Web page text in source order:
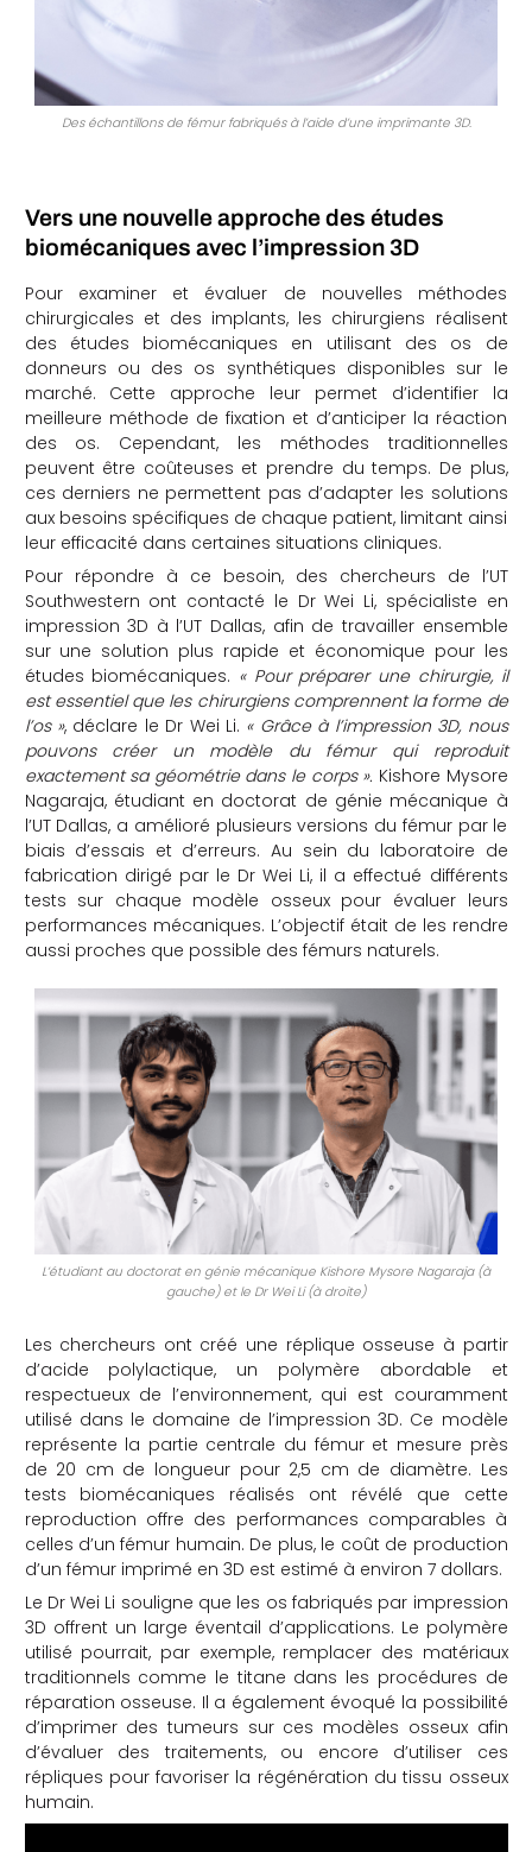
Des échantillons de fémur fabriqués à l’aide d’une imprimante 3D.
Vers une nouvelle approche des études
biomécaniques avec l’impression 3D
Pour examiner et évaluer de nouvelles méthodes
chirurgicales et des implants, les chirurgiens réalisent
des études biomécaniques en utilisant des os de
donneurs ou des os synthétiques disponibles sur le
marché. Cette approche leur permet d’identifier la
meilleure méthode de fixation et d’anticiper la réaction
des os. Cependant, les méthodes traditionnelles
peuvent être coûteuses et prendre du temps. De plus,
ces derniers ne permettent pas d’adapter les solutions
aux besoins spécifiques de chaque patient, limitant ainsi
leur efficacité dans certaines situations cliniques.
Pour répondre à ce besoin, des chercheurs de l’UT
Southwestern ont contacté le Dr Wei Li, spécialiste en
impression 3D à l’UT Dallas, afin de travailler ensemble
sur une solution plus rapide et économique pour les
études biomécaniques. « Pour préparer une chirurgie, il
est essentiel que les chirurgiens comprennent la forme de
l’os », déclare le Dr Wei Li. « Grâce à l’impression 3D, nous
pouvons créer un modèle du fémur qui reproduit
exactement sa géométrie dans le corps ». Kishore Mysore
Nagaraja, étudiant en doctorat de génie mécanique à
l’UT Dallas, a amélioré plusieurs versions du fémur par le
biais d’essais et d’erreurs. Au sein du laboratoire de
fabrication dirigé par le Dr Wei Li, il a effectué différents
tests sur chaque modèle osseux pour évaluer leurs
performances mécaniques. L’objectif était de les rendre
aussi proches que possible des fémurs naturels.
L’étudiant au doctorat en génie mécanique Kishore Mysore Nagaraja (à
gauche) et le Dr Wei Li (à droite)
Les chercheurs ont créé une réplique osseuse à partir
d’acide polylactique, un polymère abordable et
respectueux de l’environnement, qui est couramment
utilisé dans le domaine de l’impression 3D. Ce modèle
représente la partie centrale du fémur et mesure près
de 20 cm de longueur pour 2,5 cm de diamètre. Les
tests biomécaniques réalisés ont révélé que cette
reproduction offre des performances comparables à
celles d’un fémur humain. De plus, le coût de production
d’un fémur imprimé en 3D est estimé à environ 7 dollars.
Le Dr Wei Li souligne que les os fabriqués par impression
3D offrent un large éventail d’applications. Le polymère
utilisé pourrait, par exemple, remplacer des matériaux
traditionnels comme le titane dans les procédures de
réparation osseuse. Il a également évoqué la possibilité
d’imprimer des tumeurs sur ces modèles osseux afin
d’évaluer des traitements, ou encore d’utiliser ces
répliques pour favoriser la régénération du tissu osseux
humain.